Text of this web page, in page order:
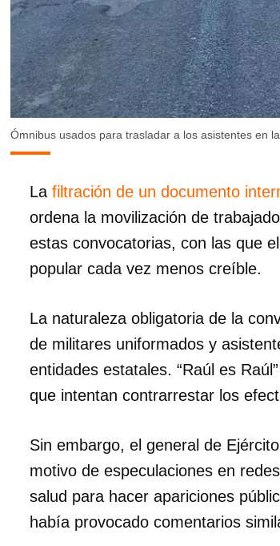
Ómnibus usados para trasladar a los asistentes en la
La filtración de un documento
ordena la movilización de
estas convocatorias, con las que
popular cada vez menos creíble.
La naturaleza obligatoria de la
de militares uniformados y
entidades estatales. “Raúl es
que intentan contrarrestar los
Sin embargo, el general de
motivo de especulaciones en
salud para hacer apariciones
había provocado comentarios